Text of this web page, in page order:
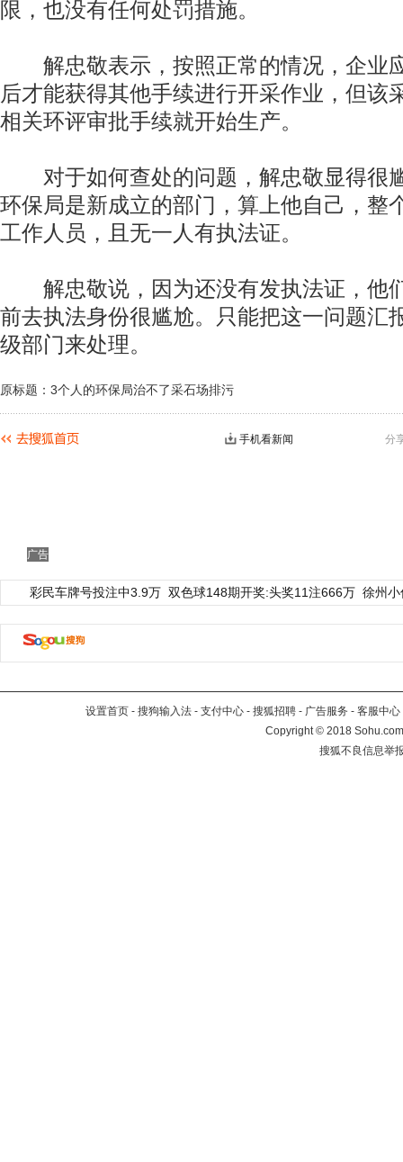
限，也没有任何处罚措施。
解忠敬表示，按照正常的情况，企业
后才能获得其他手续进行开采作业，但该
相关环评审批手续就开始生产。
对于如何查处的问题，解忠敬显得很
环保局是新成立的部门，算上他自己，整
工作人员，且无一人有执法证。
解忠敬说，因为还没有发执法证，他
前去执法身份很尴尬。只能把这一问题汇
级部门来处理。
原标题：3个人的环保局治不了采石场排污
分
手机看新闻
广告
彩民车牌号投注中3.9万 双色球148期开奖:头奖11注666万 徐州
设置首页 - 搜狗输入法 - 支付中心 - 搜狐招聘 - 广告服务 - 客服中心
Copyright©2018
搜狐不良信息举